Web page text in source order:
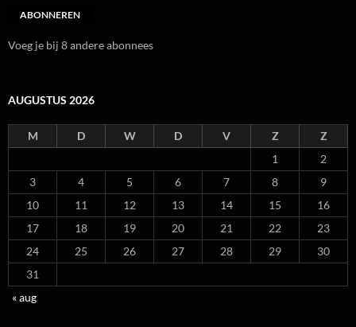
ABONNEREN
Voeg je bij 8 andere abonnees
AUGUSTUS 2026
M D W D V Z
Z
1
2
3
4 5 6 7 8
9
10
11 12 13 14 15
16
17
18 19 20 21 22
23
24
25 26 27 28 29
30
31
« aug